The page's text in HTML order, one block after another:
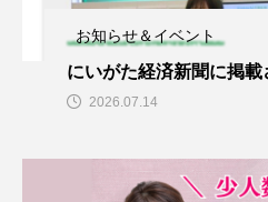
お知らせ＆イベント
にいがた経済新聞に掲載
2026.07.14